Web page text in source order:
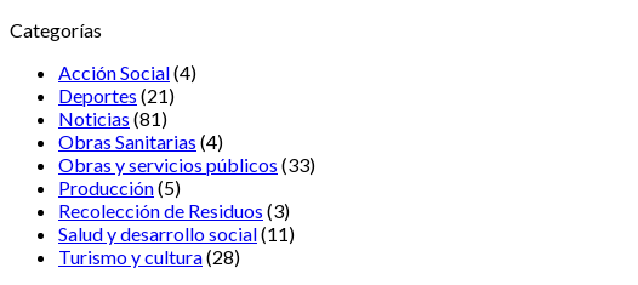
Categorías
Acción Social(4)
Deportes (21)
Noticias (81)
Obras Sanitarias (4)
Obras y servicios públicos (33)
Producción(5)
Recolección de Residuos (3)
Salud y desarrollo social(11)
Turismo y cultura(28)